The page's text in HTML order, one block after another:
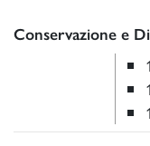
Conservazione e